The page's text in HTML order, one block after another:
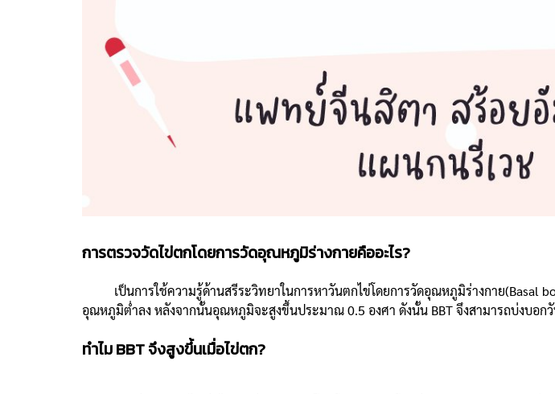
การตรวจวัดไข่ตกโดยการวัดอุณหภูมิร่างกายคืออะไร?
เป็นการใช้ความรู้ด้านสรีระวิทยาในการหาวันตกไข่โดยการวัดอุณหภูมิร่างกาย(Basal
อุณหภูมิต่ำลง หลังจากนั้นอุณหภูมิจะสูงขึ้นประมาณ 0.5 องศา ดังนั้น BBT จึงสามารถบ่งบอกวั
ทำไม BBT จึงสูงขึ้นเมื่อไข่ตก?